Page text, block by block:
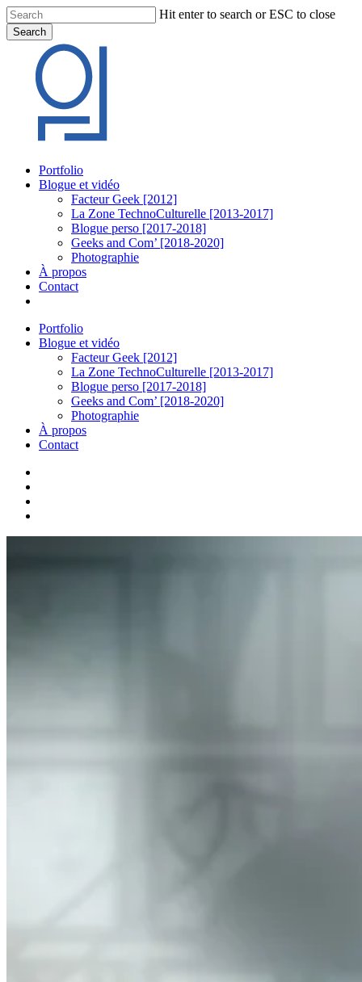
Skip
to
main
content
Hit enter to search or ESC to close
Search
Search
Menu
Portfolio
Blogue et vidéo
Facteur Geek [2012]
La Zone TechnoCulturelle [2013-2017]
Blogue perso [2017-2018]
Geeks and Com’ [2018-2020]
Photographie
À propos
Contact
Portfolio
Blogue et vidéo
Facteur Geek [2012]
La Zone TechnoCulturelle [2013-2017]
Blogue perso [2017-2018]
Geeks and Com’ [2018-2020]
Photographie
À propos
Contact